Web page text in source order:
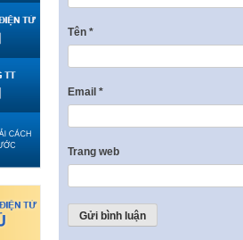
Tên *
Email *
Trang web